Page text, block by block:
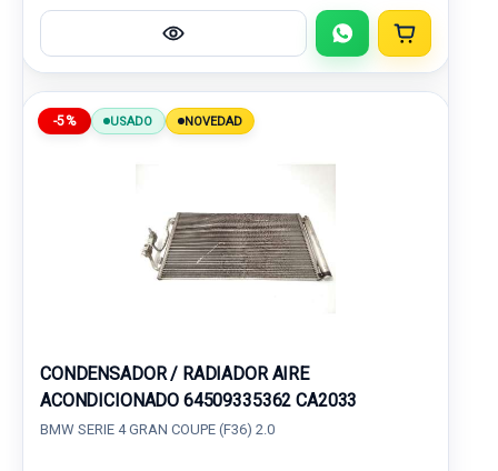
-5% USADO NOVEDAD
CONDENSADOR / RADIADOR AIRE
ACONDICIONADO 64509335362 CA2033
BMW SERIE 4 GRAN COUPE (F36) 2.0